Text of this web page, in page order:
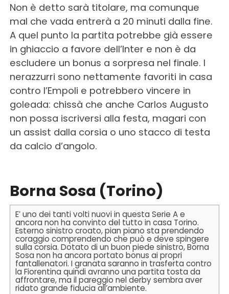
Non è detto sarà titolare, ma comunque
mal che vada entrerà a 20 minuti dalla fine.
A quel punto la partita potrebbe già essere
in ghiaccio a favore dell’Inter e non è da
escludere un bonus a sorpresa nel finale. I
nerazzurri sono nettamente favoriti in casa
contro l’Empoli e potrebbero vincere in
goleada: chissà che anche Carlos Augusto
non possa iscriversi alla festa, magari con
un assist dalla corsia o uno stacco di testa
da calcio d’angolo.
Borna Sosa (Torino)
E’ uno dei tanti volti nuovi in questa Serie A e
ancora non ha convinto del tutto in casa Torino.
Esterno sinistro croato, pian piano sta prendendo
coraggio comprendendo che può e deve spingere
sulla corsia. Dotato di un buon piede sinistro, Borna
Sosa non ha ancora portato bonus ai propri
fantallenatori. I granata saranno in trasferta contro
la Fiorentina quindi avranno una partita tosta da
affrontare, ma il pareggio nel derby sembra aver
ridato grande fiducia all’ambiente.